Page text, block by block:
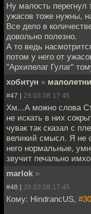
Ну малость
ужасов тоже нужны,
Все дело в
довольно полезно.
А то ведь
потом у него от
"Архипелаг Гулаг"
хобитун »
#47 | 29.03.08 17:45
Хм...А можно слова
не искать в них
чувак так сказал с
великий смысл. Я не
него нормальные,
звучит печально
marlok »
#48 | 29.03.08 17:45
Кому: HindrancUS, #30